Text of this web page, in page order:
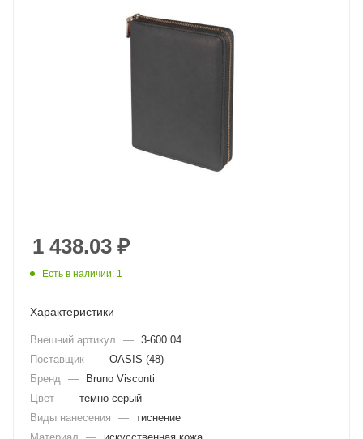
1 438.03 ₽
Есть в наличии: 1
Характеристики
Внешний артикул — 3-600.04
Поставщик — OASIS (48)
Бренд
—
Bruno Visconti
Цвет — темно-серый
Виды нанесения
— тиснение